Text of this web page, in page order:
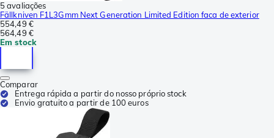
5 avaliações
Fällkniven F1L3Gmm Next Generation Limited Edition faca de exterior
554,49 €
564,49 €
Em stock
Comparar
Entrega rápida a partir do nosso próprio stock
Envio gratuito a partir de 100 euros